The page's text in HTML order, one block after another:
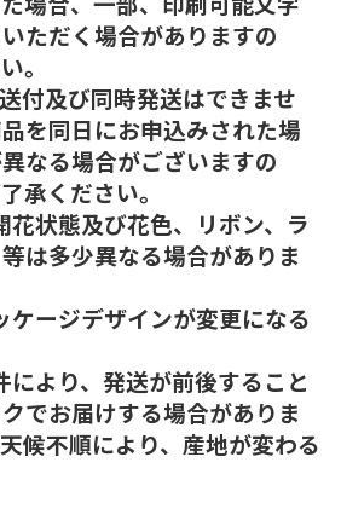
ただく場合がありますの
。
付及び同時発送はできませ
を同日にお申込みされた場
なる場合がございますの
承ください。
花状態及び花色、リボン、ラ
は多少異なる場合がありま
ケージデザインが変更になる
により、発送が前後すること
でお届けする場合がありま
候不順により、産地が変わる